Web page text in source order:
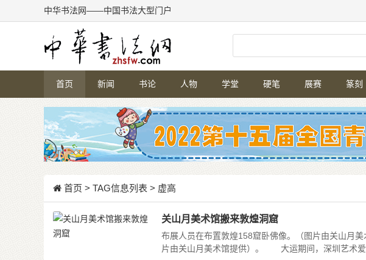
中华书法网——中国书法大型门户
首页 新闻 书论 人物 学堂 硬笔 展赛 篆刻
首页 > TAG信息列表 > 虚高
关山月美术馆搬来敦煌洞窟
布展人员在布置敦煌158窟卧佛像。（图片由关山月
片由关山月美术馆提供）。 大运期间，深圳艺术爱